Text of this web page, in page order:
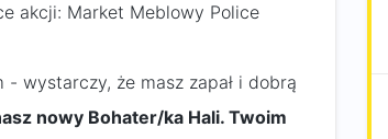
akcji: Market Meblowy Police
wystarczy, że masz zapał i dobrą
nowy Bohater/ka Hali. Twoim